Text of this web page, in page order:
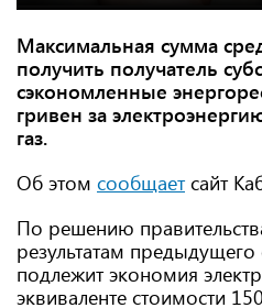
Максимальная сумма
получить получатель
сэкономленные
гривен за
газ.
Об этом сообщаетсайт
По решению
результатам предыдущего
подлежит экономия
эквиваленте стоимости